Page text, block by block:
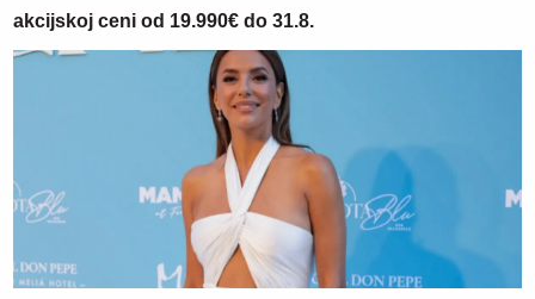
akcijskoj ceni od 19.990€ do 31.8.